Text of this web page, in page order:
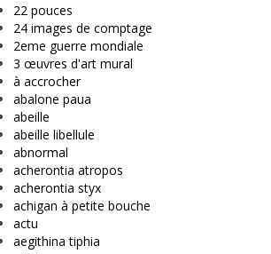
22 pouces
24 images de comptage
2eme guerre mondiale
3 œuvres d'art mural
à accrocher
abalone paua
abeille
abeille libellule
abnormal
acherontia atropos
acherontia styx
achigan à petite bouche
actu
aegithina tiphia